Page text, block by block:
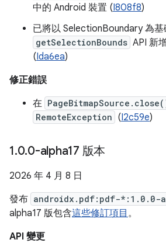
中的 Android 裝置 (I808f8)
已將以 SelectionBoundary 為基
getSelectionBounds API 新
(Ida6ea)
修正錯誤
在
RemoteException (I2c59e)
1.0.0-alpha17 版本
2026 年 4 月 8 日
發布 androidx.pdf:pdf-*:1.0.0-
alpha17 版包含這些修訂項目 。
API 變更